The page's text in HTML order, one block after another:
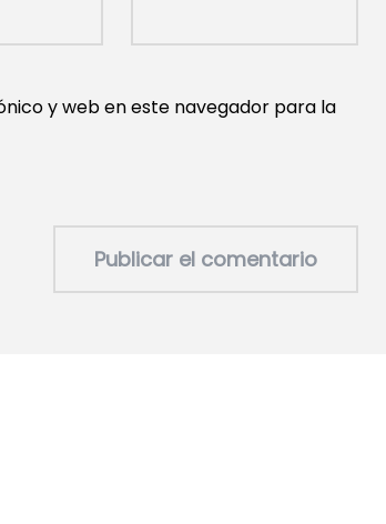
y web en este navegador para la